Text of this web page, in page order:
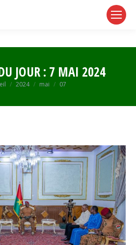
JOUR : 7 MAI 2024
êtes ici :
2024 mai 07